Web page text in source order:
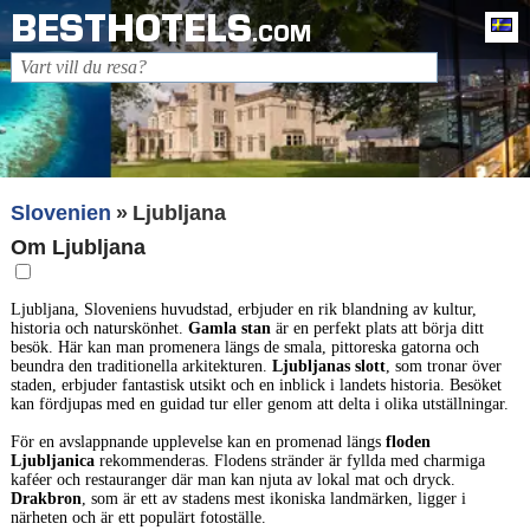
BESTHOTELS.COM
Slovenien
Ljubljana
Om Ljubljana
Ljubljana, Sloveniens huvudstad, erbjuder en rik blandning av kultur,
historia och naturskönhet. Gamla stanär en perfekt plats att börja ditt
besök. Här kan man promenera längs de smala, pittoreska gatorna och
beundra den traditionella arkitekturen. Ljubljanas slott, som tronar över
staden, erbjuder fantastisk utsikt och en inblick i landets historia. Besöket
kan fördjupas med en guidad tur eller genom att delta i olika utställningar.
För en avslappnande upplevelse kan en promenad längs floden
Ljubljanicarekommenderas. Flodens stränder är fyllda med charmiga
kaféer och restauranger där man kan njuta av lokal mat och dryck.
Drakbron, som är ett av stadens mest ikoniska landmärken, ligger i
närheten och är ett populärt fotoställe.